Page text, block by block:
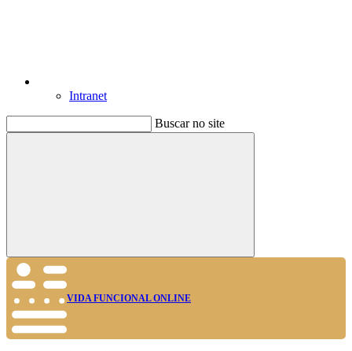
Intranet
Buscar no site
Buscar
VIDA FUNCIONAL ONLINE